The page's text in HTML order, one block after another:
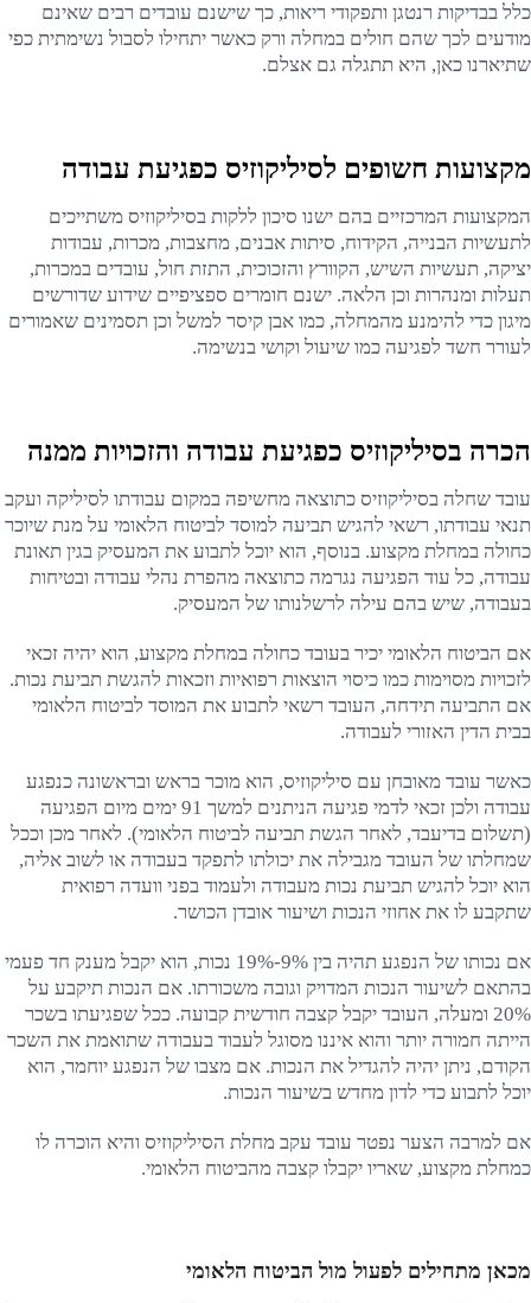
כלל בבדיקות רנטגן ותפקודי ריאות, כך שישנם עובדים רבים שאינם
מודעים לכך שהם חולים במחלה ורק כאשר יתחילו לסבול נשימתית כפי
שתיארנו כאן, היא תתגלה גם אצלם.
מקצועות חשופים לסיליקוזיס כפגיעת עבודה
המקצועות המרכזיים בהם ישנו סיכון ללקות בסיליקוזיס משתייכים
לתעשיות הבנייה, הקידוח, סיתות אבנים, מחצבות, מכרות, עבודות
יציקה, תעשיות השיש, הקוורץ והזכוכית, התזת חול, עובדים במכרות,
תעלות ומנהרות וכן הלאה. ישנם חומרים ספציפיים שידוע שדורשים
מיגון כדי להימנע מהמחלה, כמו אבן קיסר למשל וכן תסמינים שאמורים
לעורר חשד לפגיעה כמו שיעול וקושי בנשימה.
הכרה בסיליקוזיס כפגיעת עבודה והזכויות ממנה
עובד שחלה בסיליקוזיס כתוצאה מחשיפה במקום עבודתו לסיליקה ועקב
תנאי עבודתו, רשאי להגיש תביעה למוסד לביטוח הלאומי על מנת שיוכר
כחולה במחלת מקצוע. בנוסף, הוא יוכל לתבוע את המעסיק בגין תאונת
עבודה, כל עוד הפגיעה נגרמה כתוצאה מהפרת נהלי עבודה ובטיחות
בעבודה, שיש בהם עילה לרשלנותו של המעסיק.
אם הביטוח הלאומי יכיר בעובד כחולה במחלת מקצוע, הוא יהיה זכאי
לזכויות מסוימות כמו כיסוי הוצאות רפואיות וזכאות להגשת תביעת נכות.
אם התביעה תידחה, העובד רשאי לתבוע את המוסד לביטוח הלאומי
בבית הדין האזורי לעבודה.
כאשר עובד מאובחן עם סיליקוזיס, הוא מוכר בראש ובראשונה כנפגע
עבודה ולכן זכאי לדמי פגיעה הניתנים למשך 91 ימים מיום הפגיעה
(תשלום בדיעבד, לאחר הגשת תביעה לביטוח הלאומי). לאחר מכן וככל
שמחלתו של העובד מגבילה את יכולתו לתפקד בעבודה או לשוב אליה,
הוא יוכל להגיש תביעת נכות מעבודה ולעמוד בפני וועדה רפואית
שתקבע לו את אחוזי הנכות ושיעור אובדן הכושר.
אם נכותו של הנפגע תהיה בין 9%-19% נכות, הוא יקבל מענק חד פעמי
בהתאם לשיעור הנכות המדויק וגובה משכורתו. אם הנכות תיקבע על
20% ומעלה, העובד יקבל קצבה חודשית קבועה. ככל שפגיעתו בשכר
הייתה חמורה יותר והוא איננו מסוגל לעבוד בעבודה שתואמת את השכר
הקודם, ניתן יהיה להגדיל את הנכות. אם מצבו של הנפגע יוחמר, הוא
יוכל לתבוע כדי לדון מחדש בשיעור הנכות.
אם למרבה הצער נפטר עובד עקב מחלת הסיליקוזיס והיא הוכרה לו
כמחלת מקצוע, שאריו יקבלו קצבה מהביטוח הלאומי.
מכאן מתחילים לפעול מול הביטוח הלאומי